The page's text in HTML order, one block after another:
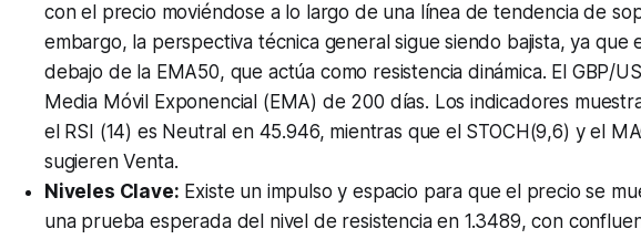
con el precio moviéndose a lo largo de una línea de tendencia de
embargo, la perspectiva técnica general sigue siendo bajista, ya que
debajo de la EMA50, que actúa como resistencia dinámica. El GBP/
Media Móvil Exponencial (EMA) de 200 días. Los indicadores
el RSI (14) es Neutral en 45.946, mientras que el STOCH(9,6) y el
sugieren Venta.
Niveles Clave: Existe un impulso y espacio para que el precio se
una prueba esperada del nivel de resistencia en 1.3489, con